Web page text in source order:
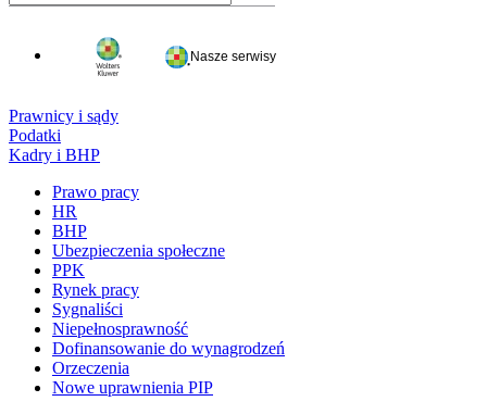
Nasze serwisy
Prawnicy i sądy
Podatki
Kadry i BHP
Prawo pracy
HR
BHP
Ubezpieczenia społeczne
PPK
Rynek pracy
Sygnaliści
Niepełnosprawność
Dofinansowanie do wynagrodzeń
Orzeczenia
Nowe uprawnienia PIP